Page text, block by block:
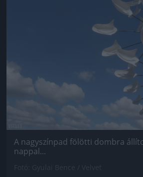
A nagyszínpad fölötti dombra
nappal...